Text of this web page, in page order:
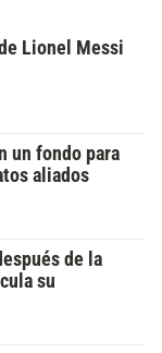
Lionel Messi
un fondo para
aliados
de la
su